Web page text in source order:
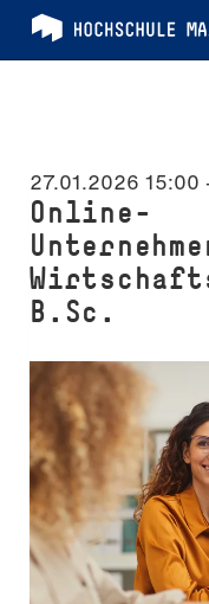
27.01.2026 15:00
Online-
B.Sc.